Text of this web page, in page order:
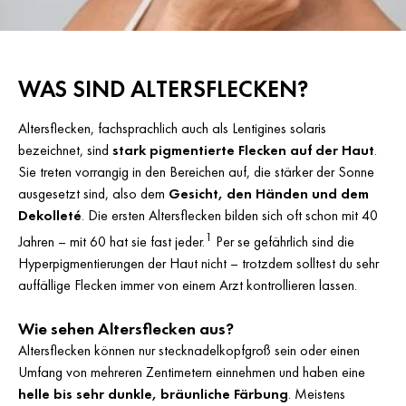
WAS SIND ALTERSFLECKEN?
Altersflecken, fachsprachlich auch als Lentigines solaris
bezeichnet, sind stark pigmentierte Flecken auf der Haut.
Sie treten vorrangig in den Bereichen auf, die stärker der Sonne
ausgesetzt sind, also dem Gesicht, den Händen und dem
Dekolleté. Die ersten Altersflecken bilden sich oft schon mit 40
Jahren – mit 60 hat sie fast jeder.1 Per se gefährlich sind die
Hyperpigmentierungen der Haut nicht – trotzdem solltest du sehr
auffällige Flecken immer von einem Arzt kontrollieren lassen.
Wie sehen Altersflecken aus?
Altersflecken können nur stecknadelkopfgroß sein oder einen
Umfang von mehreren Zentimetern einnehmen und haben eine
helle bis sehr dunkle, bräunliche Färbung. Meistens